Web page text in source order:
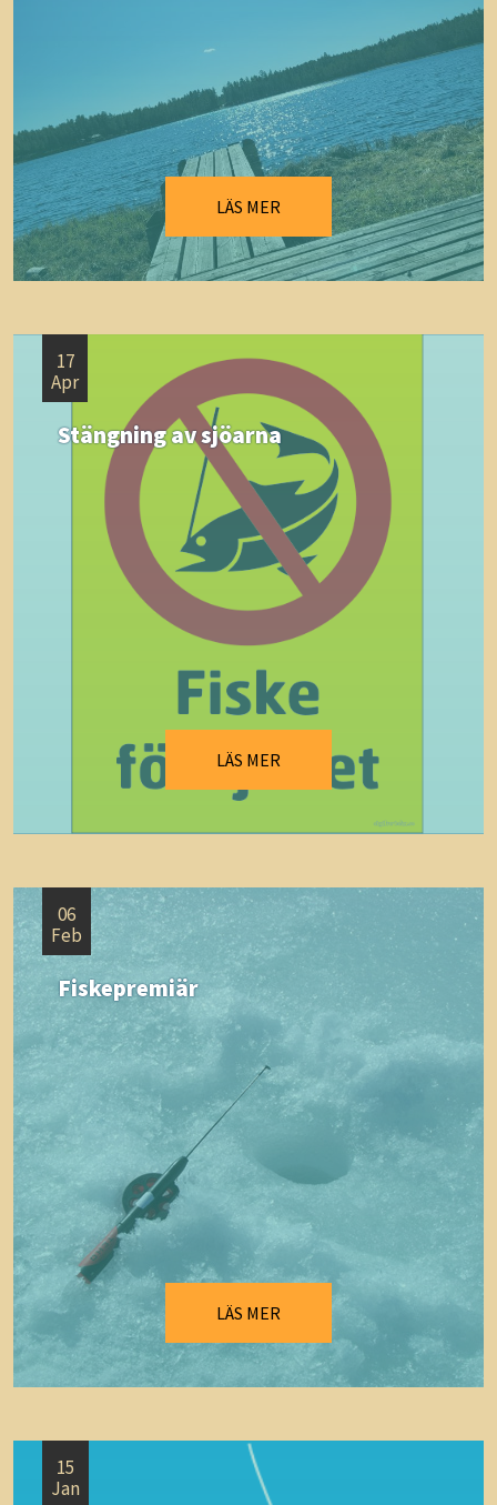
LÄS MER
17
Apr
Stängning av sjöarna
LÄS MER
06
Feb
Fiskepremiär
LÄS MER
15
Jan